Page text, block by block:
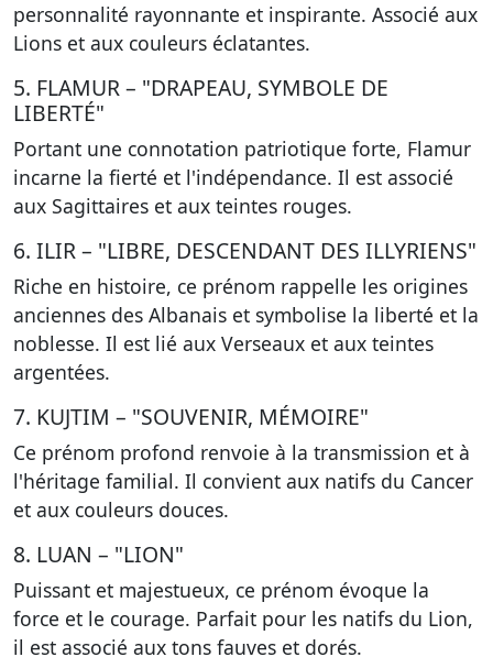
personnalité rayonnante et inspirante. Associé aux
Lions et aux couleurs éclatantes.
5. FLAMUR – "DRAPEAU, SYMBOLE DE
LIBERTÉ"
Portant une connotation patriotique forte, Flamur
incarne la fierté et l'indépendance. Il est associé
aux Sagittaires et aux teintes rouges.
6. ILIR – "LIBRE, DESCENDANT DES ILLYRIENS"
Riche en histoire, ce prénom rappelle les origines
anciennes des Albanais et symbolise la liberté et la
noblesse. Il est lié aux Verseaux et aux teintes
argentées.
7. KUJTIM – "SOUVENIR, MÉMOIRE"
Ce prénom profond renvoie à la transmission et à
l'héritage familial. Il convient aux natifs du Cancer
et aux couleurs douces.
8. LUAN – "LION"
Puissant et majestueux, ce prénom évoque la
force et le courage. Parfait pour les natifs du Lion,
il est associé aux tons fauves et dorés.